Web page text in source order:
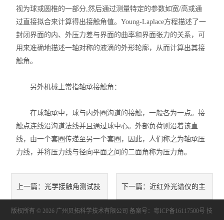
视为球或圆椎的一部分,然后通过测量特定的参数如宽/高或通
过直接拟合来计算得出接触角值。Young-Laplace方程描述了一
封闭界面的内、外压力差与界面的曲率和界面张力的关系，可
用来准确地描述一轴对称的液滴的外形轮廓，从而计算出其接
触角。
另外机械上常指轴承接触角：
在球轴承中，球与内外圈沟道的接触，一般各为一点。接
触点连线沿沟道法线并且通过球中心。外部负荷则沿着该直
线，由一个套圈传递至另一个套圈，因此，人们称之为轴承压
力线，并将压力线与径向平面之间的二面角称为压力角。
上一篇：光学接触角测试技
术略谈
下一篇： 近红外光谱仪的主
要性能指标有哪些
版权所有 © 2026 广州贝拓科学技术有限公司 备案号：粤ICP备16117500号 技